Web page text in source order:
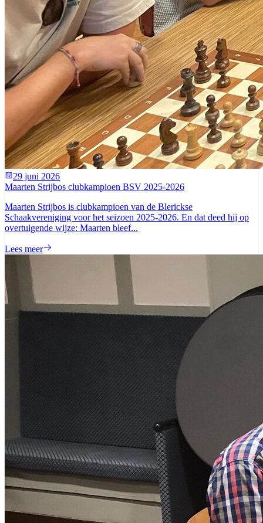
29 juni 2026
Maarten Strijbos clubkampioen BSV 2025-2026
Maarten Strijbos is clubkampioen van de Blerickse
Schaakvereniging voor het seizoen 2025-2026. En dat deed hij op
overtuigende wijze: Maarten bleef...
Lees meer